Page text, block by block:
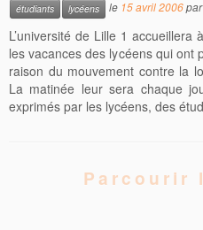
étudiants
lycéens le 15 avril 2006par
L’université de Lille 1
les vacances des lycéens qui ont
raison du mouvement contre la
La matinée leur sera chaque
exprimés par les lycéens, des
Parcourir